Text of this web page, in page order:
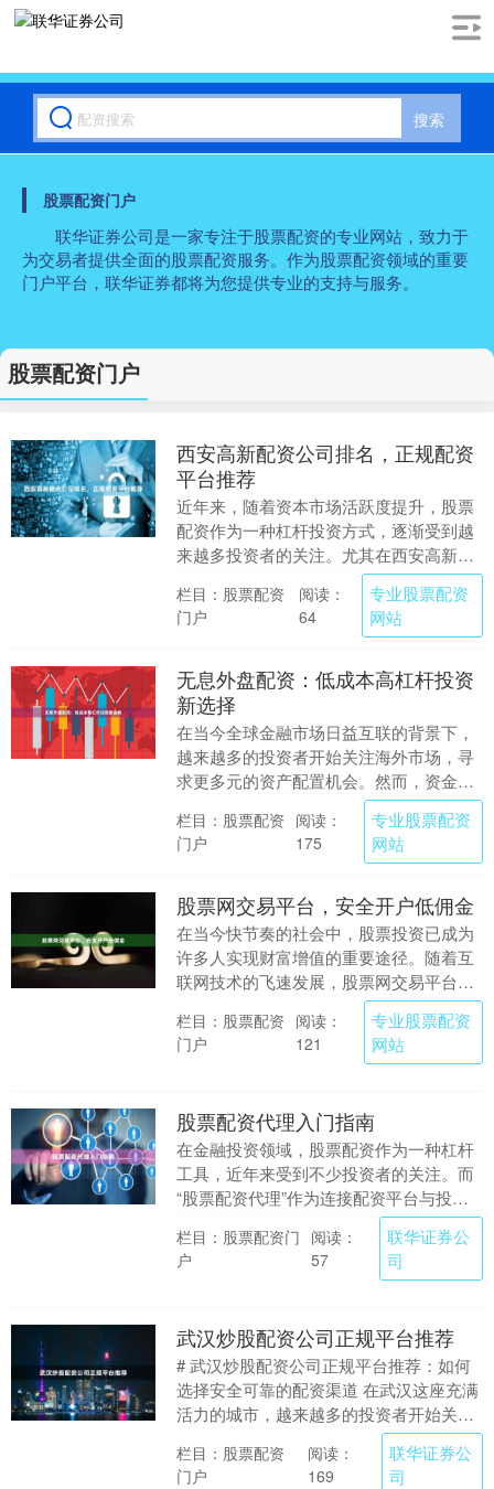
搜索
股票配资门户
联华证券公司是一家专注于股票配资的专业网站，致力于
为交易者提供全面的股票配资服务。作为股票配资领域的重要
门户平台，联华证券都将为您提供专业的支持与服务。
股票配资门户
西安高新配资公司排名，正规配资
平台推荐
近年来，随着资本市场活跃度提升，股票
配资作为一种杠杆投资方式，逐渐受到越
来越多投资者的关注。尤其在西安高新
区，作为西北地区的金融与科技高地，配
资公司数量众多，质....
栏目：股票配资
门户
阅读：
64
专业股票配资
网站
无息外盘配资：低成本高杠杆投资
新选择
在当今全球金融市场日益互联的背景下，
越来越多的投资者开始关注海外市场，寻
求更多元的资产配置机会。然而，资金门
槛、交易成本以及汇率风险等问题往往成
为普通投资者参与....
栏目：股票配资
门户
阅读：
175
专业股票配资
网站
股票网交易平台，安全开户低佣金
在当今快节奏的社会中，股票投资已成为
许多人实现财富增值的重要途径。随着互
联网技术的飞速发展，股票网交易平台凭
借其便捷、高效、低成本的优势，逐渐取
代传统券商，成为....
栏目：股票配资
门户
阅读：
121
专业股票配资
网站
股票配资代理入门指南
在金融投资领域，股票配资作为一种杠杆
工具，近年来受到不少投资者的关注。而
“股票配资代理”作为连接配资平台与投资
者之间的桥梁，也逐渐成为一个新兴的副
业或创业方向。....
栏目：股票配资门
户
阅读：
57
联华证券公
司
武汉炒股配资公司正规平台推荐
# 武汉炒股配资公司正规平台推荐：如何
选择安全可靠的配资渠道 在武汉这座充满
活力的城市，越来越多的投资者开始关注
股票配资这一金融工具。然而，面对市场
上众多的配资....
栏目：股票配资
门户
阅读：
169
联华证券公
司